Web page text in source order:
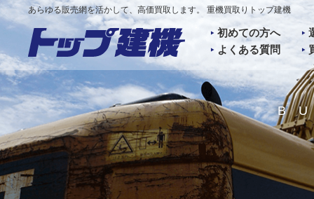
あらゆる販売網を活かして、高価買取します。 重機買取りトップ建機
初めての方へ
よくある質問